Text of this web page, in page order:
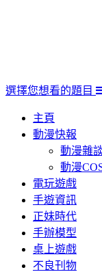
選擇您想看的題目
主頁
動漫快報
動漫雜
動漫
電玩遊戲
手遊資訊
正妹時代
手辦模型
桌上遊戲
不良刊物